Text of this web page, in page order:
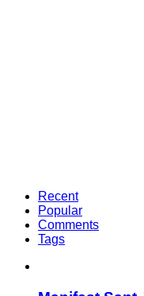
Recent
Popular
Comments
Tags